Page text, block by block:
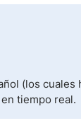
(los
tiempo real.